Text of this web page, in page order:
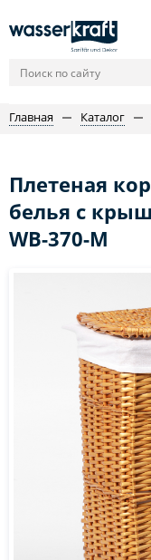
Главная Каталог
Плетеная
белья с
WB-370-M